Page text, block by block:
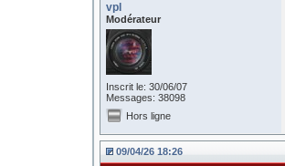
vpl
Modérateur
Inscrit le: 30/06/07
Messages: 38098
Hors ligne
09/04/26 18:26